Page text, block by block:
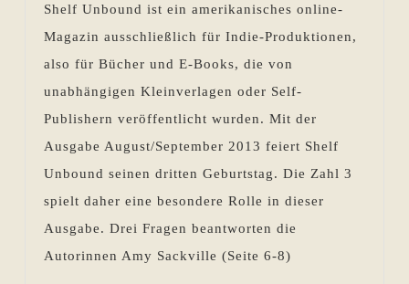
Unbound,
das
online-
Magazin
nur
für
Indie-
Bücher
Shelf Unbound ist ein amerikanisches online-
Magazin ausschließlich für Indie-Produktionen,
also für Bücher und E-Books, die von
unabhängigen Kleinverlagen oder Self-
Publishern veröffentlicht wurden. Mit der
Ausgabe August/September 2013 feiert Shelf
Unbound seinen dritten Geburtstag. Die Zahl 3
spielt daher eine besondere Rolle in dieser
Ausgabe. Drei Fragen beantworten die
Autorinnen Amy Sackville (Seite 6-8)